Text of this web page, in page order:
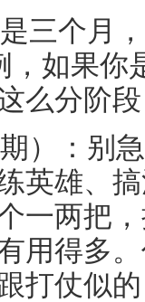
三个月
，如果
么分阶
）：别
英雄、
一两把
用得多
打仗似